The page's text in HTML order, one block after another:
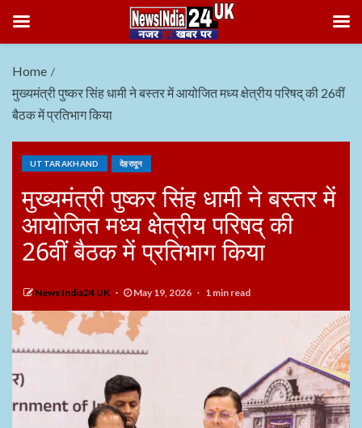
Home
मुख्यमंत्री पुष्कर सिंह धामी ने बस्तर में आयोजित मध्य क्षेत्रीय परिषद् की 26वीं
बैठक में प्रतिभाग किया
UTTARAKHAND देहरादून
मुख्यमंत्री पुष्कर सिंह धामी ने बस्तर में
आयोजित मध्य क्षेत्रीय परिषद् की
26वीं बैठक में प्रतिभाग किया
News India24 UK May 19, 2026 1 min read